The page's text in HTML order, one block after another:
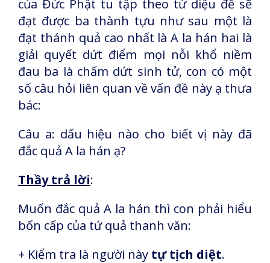
của Đức Phật tu tập theo tứ diệu đế sẽ
đạt được ba thành tựu như sau một là
đạt thánh quả cao nhất là A la hán hai là
giải quyết dứt điểm mọi nỗi khổ niềm
đau ba là chấm dứt sinh tử, con có một
số câu hỏi liên quan về vấn đề này ạ thưa
bác:
Câu a: dấu hiệu nào cho biết vị này đã
đắc quả A la hán ạ?
Thầy trả lời:
Muốn đắc quả A la hán thì con phải hiểu
bốn cấp của tứ quả thanh văn:
+ Kiểm tra là người này tự tịch diệt.